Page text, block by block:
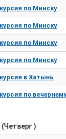
по Минску
по Минску
по Минску
по Минску
в Хатынь
по
(Четверг )